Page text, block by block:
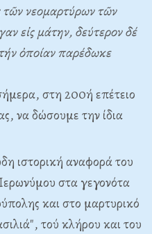
νεομαρτύρων τῶν
εἰς μάτην, δεύτερον δέ
ὀποίαν παρέδωκε
στη 200ή επέτειο
να δώσουμε την ίδια
ιστορική αναφορά του
στα γεγονότα
και στο μαρτυρικό
τού κλήρου και του